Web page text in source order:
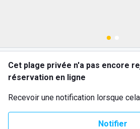
Cet plage privée n'a pas encore
réservation en ligne
Recevoir une notification lorsque
Notifier